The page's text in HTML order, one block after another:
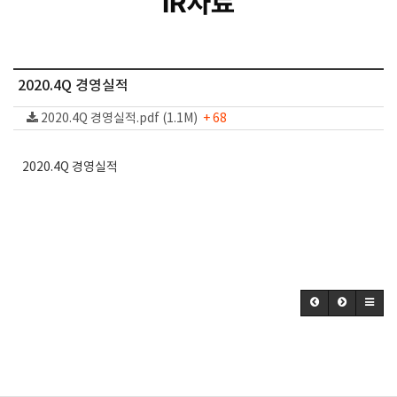
2020.4Q 경영실적
2020.4Q 경영실적.pdf (1.1M) + 68
2020.4Q 경영실적